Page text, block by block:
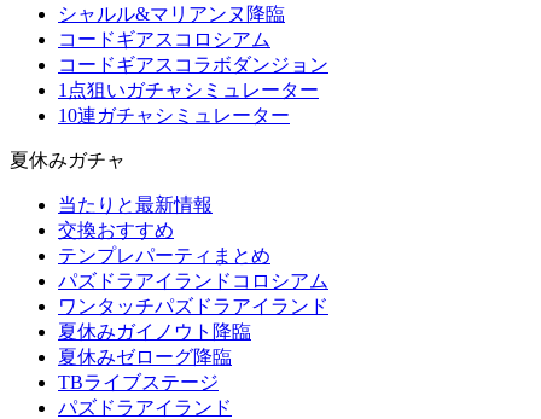
シャルル&マリアンヌ降臨
コードギアスコロシアム
コードギアスコラボダンジョン
1点狙いガチャシミュレーター
10連ガチャシミュレーター
夏休みガチャ
当たりと最新情報
交換おすすめ
テンプレパーティまとめ
パズドラアイランドコロシアム
ワンタッチパズドラアイランド
夏休みガイノウト降臨
夏休みゼローグ降臨
TBライブステージ
パズドラアイランド